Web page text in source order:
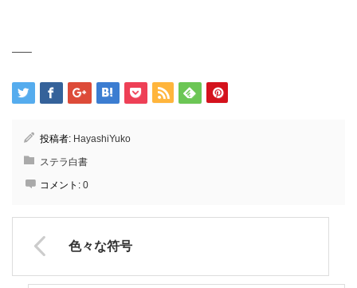
—–
投稿者: HayashiYuko
ステラ白書
コメント: 0
色々な符号